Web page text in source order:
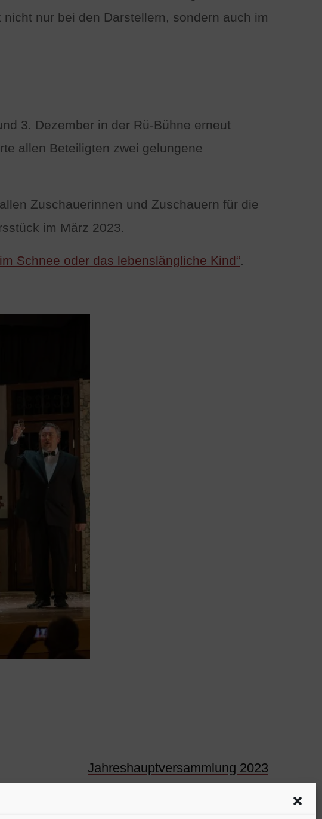
nur bei den Darstellern, sondern auch im
3. Dezember in der Rü‑Bühne erneut
allen Beteiligten zwei gelungene
Zuschauerinnen und Zuschauern für die
im März 2023.
Schnee oder das lebenslängliche Kind“
Jahreshauptversammlung 2023